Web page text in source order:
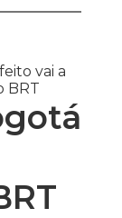
vai a
BRT